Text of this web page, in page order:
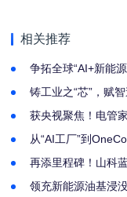
相关推荐
争拓全球“AI+新能
铸工业之“芯”，赋
获央视聚焦！电管
从“AI工厂”到
再添里程碑！山科
领充新能源油基浸